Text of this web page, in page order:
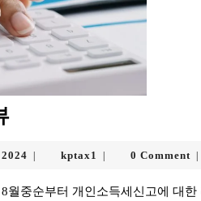
| kptax1 | 0 Comment |